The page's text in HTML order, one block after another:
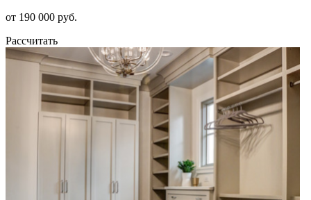
от 190 000 руб.
Рассчитать